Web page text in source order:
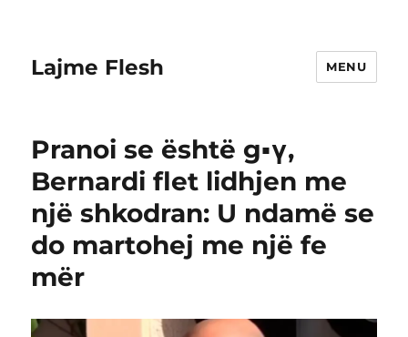
Lajme Flesh MENU
Pranoi se është g▪︎γ,
Bernardi flet lidhjen me
një shkodran: U ndamë se
do martohej me një fe
mër